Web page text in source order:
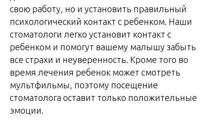
свою работу, но и установить правильный
психологический контакт с ребенком. Наши
стоматологи легко установит контакт с
ребенком и помогут вашему малышу забыть
все страхи и неуверенность. Кроме того во
время лечения ребенок может смотреть
мультфильмы, поэтому посещение
стоматолога оставит только положительные
эмоции.